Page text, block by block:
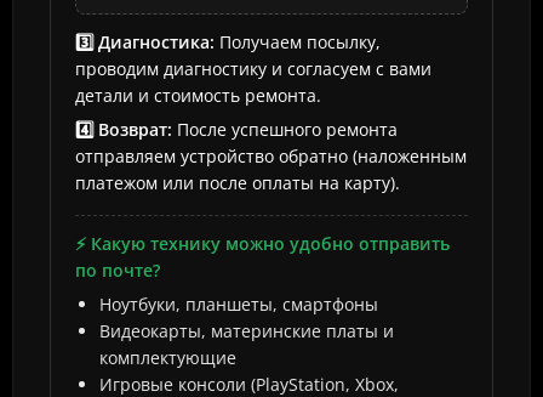
3️⃣ Диагностика: Получаем посылку,
проводим диагностику и согласуем с вами
детали и стоимость ремонта.
4️⃣ Возврат: После успешного ремонта
отправляем устройство обратно (наложенным
платежом или после оплаты на карту).
⚡ Какую технику можно удобно отправить
по почте?
Ноутбуки, планшеты, смартфоны
Видеокарты, материнские платы и
комплектующие
Игровые консоли (PlayStation, Xbox,